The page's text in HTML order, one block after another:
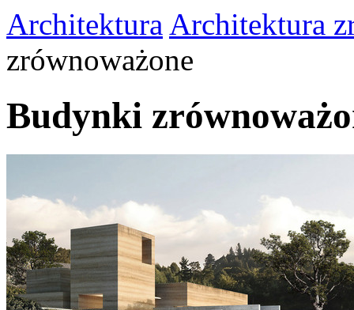
Architektura Architektura
zrównoważone
Budynki